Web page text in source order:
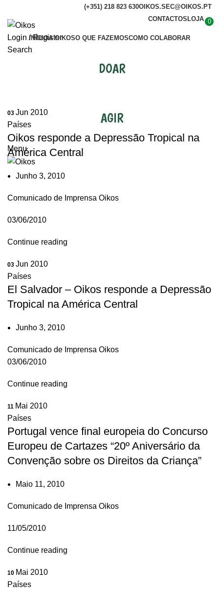
(+351) 218 823 630OIKOS.SEC@OIKOS.PT
CONTACTOS LOJA 0
Login / Register
Search
INÍCIOA OIKOSO QUE FAZEMOSCOMO COLABORAR
DOAR
AGIR
Menu
03 Jun 2010
Países
Oikos responde a Depressão Tropical na
América Central
Junho 3, 2010
Comunicado de Imprensa Oikos
03/06/2010
Continue reading
03 Jun 2010
Países
El Salvador – Oikos responde a Depressão
Tropical na América Central
Junho 3, 2010
Comunicado de Imprensa Oikos
03/06/2010
Continue reading
11 Mai 2010
Países
Portugal vence final europeia do Concurso
Europeu de Cartazes “20º Aniversário da
Convenção sobre os Direitos da Criança”
Maio 11, 2010
Comunicado de Imprensa Oikos
11/05/2010
Continue reading
10 Mai 2010
Países